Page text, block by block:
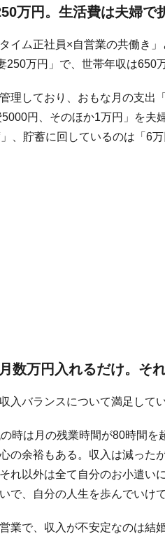
万円。生活費は夫婦で
イム正社員×自営業の共働き
250万円」で、世帯年収は650
理しており、おもな月の支出
円、そのほか1万円」を夫
、貯蓄に回しているのは「6万
数万円入れるだけ。そ
入バランスについて満足して
時は月の残業時間が80時間
の余裕もある。収入は減った
れ以外は全て自分のお小遣い
で、自分の人生を歩んでいけ
業で、収入が不安定なのは結